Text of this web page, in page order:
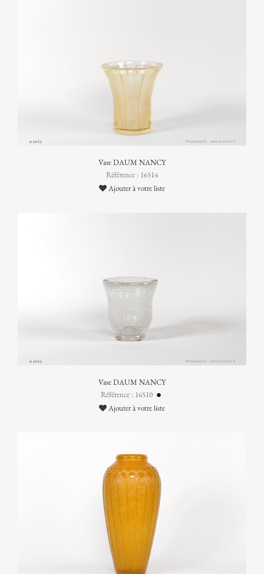
Vase DAUM NANCY
Référence : 16514
Ajouter à votre liste
Vase DAUM NANCY
Référence : 16510
Ajouter à votre liste